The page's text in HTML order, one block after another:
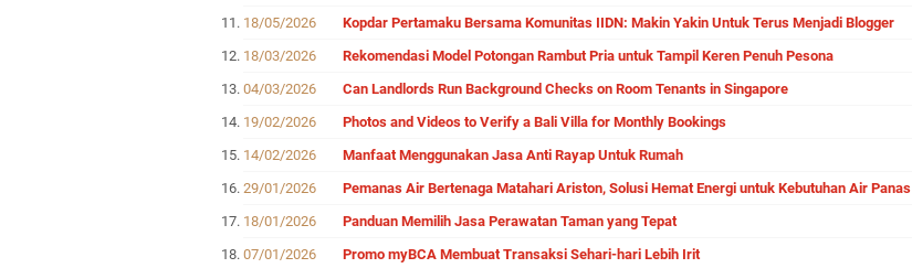
18/05/2026
Kopdar Pertamaku Bersama Komunitas IIDN: Makin Yakin Untuk Terus Menjadi Blogger
18/03/2026
Rekomendasi Model Potongan Rambut Pria untuk Tampil Keren Penuh Pesona
04/03/2026
Can Landlords Run Background Checks on Room Tenants in Singapore
19/02/2026
Photos and Videos to Verify a Bali Villa for Monthly Bookings
14/02/2026
Manfaat Menggunakan Jasa Anti Rayap Untuk Rumah
29/01/2026
Pemanas Air Bertenaga Matahari Ariston, Solusi Hemat Energi untuk Kebutuhan Air Panas
18/01/2026
Panduan Memilih Jasa Perawatan Taman yang Tepat
07/01/2026
Promo myBCA Membuat Transaksi Sehari-hari Lebih Irit